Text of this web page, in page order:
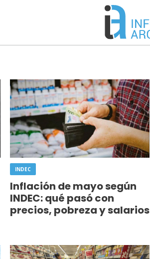
INDEC
Inflación de mayo según
INDEC: qué pasó con
precios, pobreza y salarios